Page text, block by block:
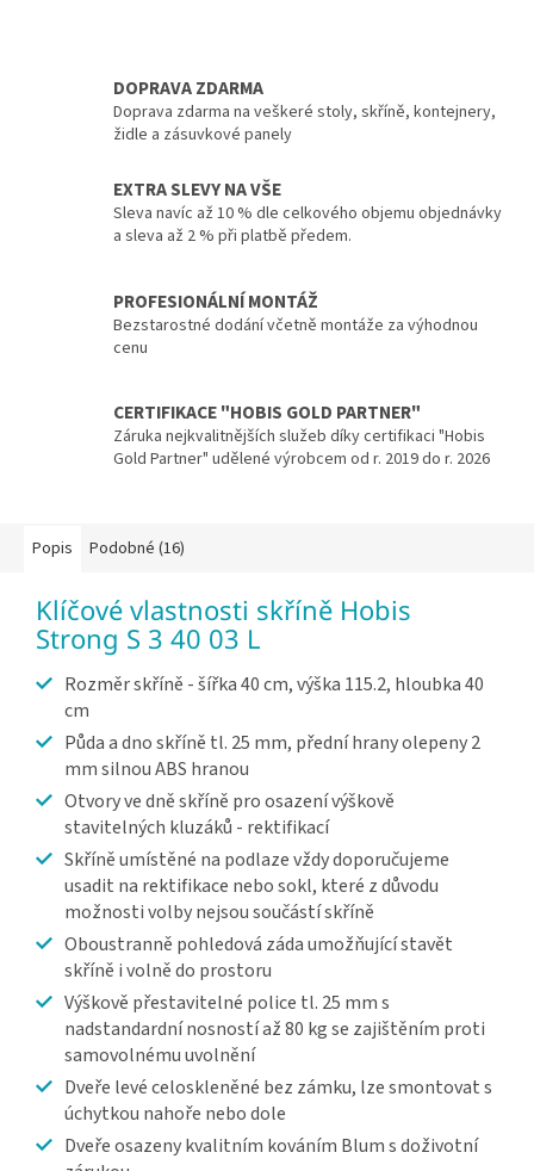
DOPRAVA ZDARMA
Doprava zdarma na veškeré stoly, skříně, kontejnery,
židle a zásuvkové panely
EXTRA SLEVY NA VŠE
Sleva navíc až 10 % dle celkového objemu objednávky
a sleva až 2 % při platbě předem.
PROFESIONÁLNÍ MONTÁŽ
Bezstarostné dodání včetně montáže za výhodnou
cenu
CERTIFIKACE "HOBIS GOLD PARTNER"
Záruka nejkvalitnějších služeb díky certifikaci "Hobis
Gold Partner" udělené výrobcem od r. 2019 do r. 2026
Popis Podobné (16)
Klíčové vlastnosti skříně Hobis
Strong S 3 40 03 L
Rozměr skříně - šířka 40 cm, výška 115.2, hloubka 40
cm
Půda a dno skříně tl. 25 mm, přední hrany olepeny 2
mm silnou ABS hranou
Otvory ve dně skříně pro osazení výškově
stavitelných kluzáků - rektifikací
Skříně umístěné na podlaze vždy doporučujeme
usadit na rektifikace nebo sokl, které z důvodu
možnosti volby nejsou součástí skříně
Oboustranně pohledová záda umožňující stavět
skříně i volně do prostoru
Výškově přestavitelné police tl. 25 mm s
nadstandardní nosností až 80 kg se zajištěním proti
samovolnému uvolnění
Dveře levé celoskleněné bez zámku, lze smontovat s
úchytkou nahoře nebo dole
Dveře osazeny kvalitním kováním Blum s doživotní